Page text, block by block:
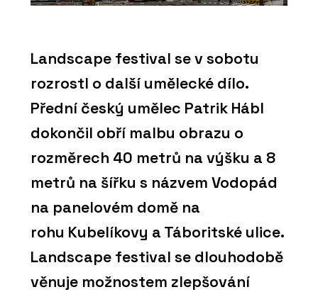
Landscape festival se v sobotu
rozrostl o další umělecké dílo.
Přední český umělec Patrik Hábl
dokončil obří malbu obrazu o
rozměrech 40 metrů na výšku a 8
metrů na šířku s názvem Vodopád
na panelovém domě na
rohu Kubelíkovy a Táboritské ulice.
Landscape festival se dlouhodobě
věnuje možnostem zlepšování